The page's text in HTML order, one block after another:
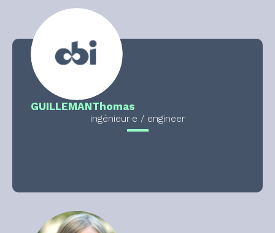
GUILLEMANThomas
ingénieur·e / engineer